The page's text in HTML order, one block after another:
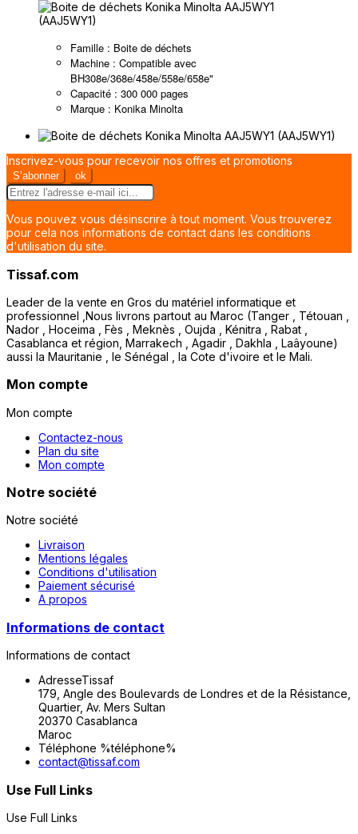
Famille : Boite de déchets
Machine : Compatible avec
BH308e/368e/458e/558e/658e"
Capacité : 300 000 pages
Marque : Konika Minolta
Inscrivez-vous pour recevoir nos offres et promotions
Vous pouvez vous désinscrire à tout moment. Vous trouverez
pour cela nos informations de contact dans les conditions
d'utilisation du site.
Tissaf.com
Leader de la vente en Gros du matériel informatique et
professionnel ,Nous livrons partout au Maroc (Tanger , Tétouan ,
Nador , Hoceima , Fès , Meknès , Oujda , Kénitra , Rabat ,
Casablanca et région, Marrakech , Agadir , Dakhla , Laâyoune)
aussi la Mauritanie , le Sénégal , la Cote d'ivoire et le Mali.
Mon compte
Mon compte
Contactez-nous
Plan du site
Mon compte
Notre société
Notre société
Livraison
Mentions légales
Conditions d'utilisation
Paiement sécurisé
A propos
Informations de contact
Informations de contact
AdresseTissaf
179, Angle des Boulevards de Londres et de la Résistance,
Quartier, Av. Mers Sultan
20370 Casablanca
Maroc
Téléphone %téléphone%
contact@tissaf.com
Use Full Links
Use Full Links